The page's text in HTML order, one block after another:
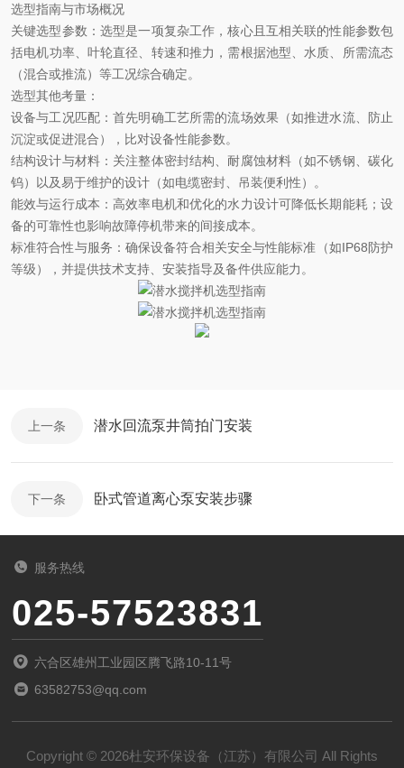
选型指南与市场概况
关键选型参数 ‌：选型是一项复杂工作，核心且互相关联的性能参数包
括‌电机功率、叶轮直径、转速和推力‌，需根据池型、水质、所需流态
（混合或推流）等工况综合确定。‌‌
选型其他考量 ‌：
设备与工况匹配‌：首先明确工艺所需的流场效果（如推进水流、防止
沉淀或促进混合），比对设备性能参数。‌‌
结构设计与材料‌：关注整体密封结构、耐腐蚀材料（如不锈钢、碳化
钨）以及易于维护的设计（如电缆密封、吊装便利性）。‌‌
能效与运行成本 ‌：高效率电机和优化的水力设计可降低长期能耗；设
备的可靠性也影响故障停机带来的间接成本。‌‌
标准符合性与服务 ‌：确保设备符合相关安全与性能标准（如IP68防护
等级），并提供技术支持、安装指导及备件供应能力 。
上一条 潜水回流泵井筒拍门安装
下一条 卧式管道离心泵安装步骤
服务热线
025-57523831
六合区雄州工业园区腾飞路10-11号
63582753@qq.com
Copyright © 2026杜安环保设备（江苏）有限公司 All Rights